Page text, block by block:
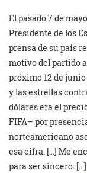
El pasado 7 de
Presidente de los
prensa de su país
motivo del partido
próximo 12 de
y las estrellas
dólares era el
FIFA– por
norteamericano
esa cifra. […] Me
para ser sincero.